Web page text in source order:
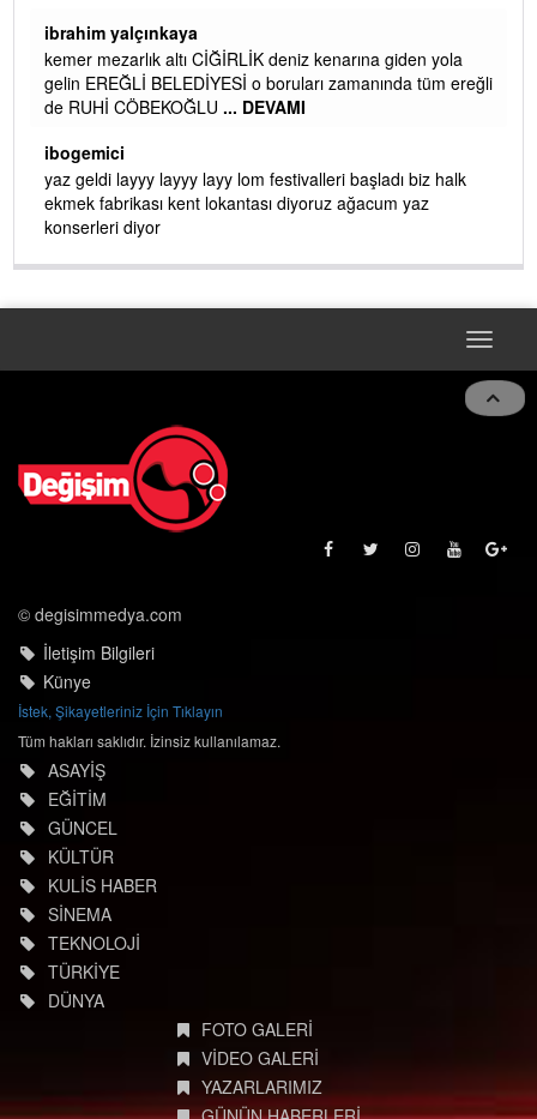
ibrahim yalçınkaya
kemer mezarlık altı CİĞİRLİK deniz kenarına giden yola
gelin EREĞLİ BELEDİYESİ o boruları zamanında tüm ereğli
de RUHİ CÖBEKOĞLU ... DEVAMI
ibogemici
yaz geldi layyy layyy layy lom festivalleri başladı biz halk
ekmek fabrikası kent lokantası diyoruz ağacum yaz
konserleri diyor
Toggle
© degisimmedya.com
İletişim Bilgileri
Künye
İstek, Şikayetleriniz İçin Tıklayın
Tüm hakları saklıdır. İzinsiz kullanılamaz.
ASAYİŞ
EĞİTİM
GÜNCEL
KÜLTÜR
KULİS HABER
SİNEMA
TEKNOLOJİ
TÜRKİYE
DÜNYA
FOTO GALERİ
VİDEO GALERİ
YAZARLARIMIZ